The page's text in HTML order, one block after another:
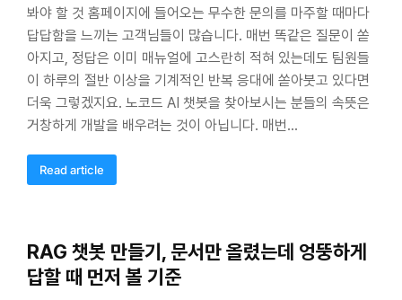
봐야 할 것 홈페이지에 들어오는 무수한 문의를 마주할 때마다
답답함을 느끼는 고객님들이 많습니다. 매번 똑같은 질문이 쏟
아지고, 정답은 이미 매뉴얼에 고스란히 적혀 있는데도 팀원들
이 하루의 절반 이상을 기계적인 반복 응대에 쏟아붓고 있다면
더욱 그렇겠지요. 노코드 AI 챗봇을 찾아보시는 분들의 속뜻은
거창하게 개발을 배우려는 것이 아닙니다. 매번…
Read article
RAG 챗봇 만들기, 문서만 올렸는데 엉뚱하게
답할 때 먼저 볼 기준